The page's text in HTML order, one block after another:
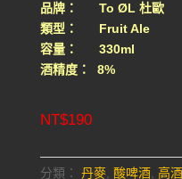
品牌： To ØL 杜歐
類型： Fruit Ale
容量： 330ml
酒精度： 8%
NT$190
分類： 丹麥, 酸啤酒, 高